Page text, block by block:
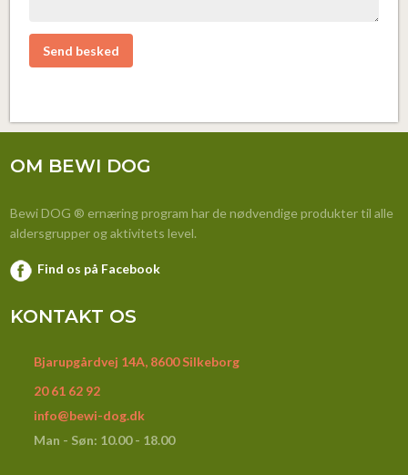
OM BEWI DOG
Bewi DOG ® ernæring program har de nødvendige produkter til alle
aldersgrupper og aktivitets level.
Find os på Facebook
KONTAKT OS
Bjarupgårdvej 14A, 8600 Silkeborg
20 61 62 92
info@bewi-dog.dk
Man - Søn: 10.00 - 18.00